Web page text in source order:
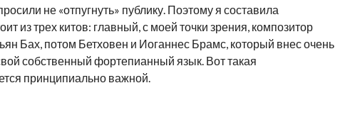
не «отпугнуть» публику. Поэтому я составила
из трех китов: главный, с моей точки зрения, композитор
Бах, потом Бетховен и Иоганнес Брамс, который внес очень
собственный фортепианный язык. Вот такая
принципиально важной.